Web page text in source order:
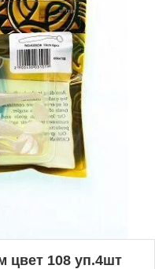
цвет 108 уп.4шт